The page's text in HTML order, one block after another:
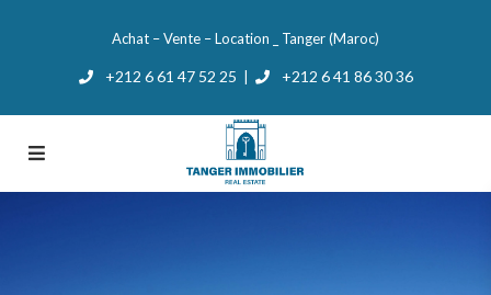
Achat – Vente – Location _ Tanger (Maroc)
+212 6 61 47 52 25 +212 6 41 86 30 36